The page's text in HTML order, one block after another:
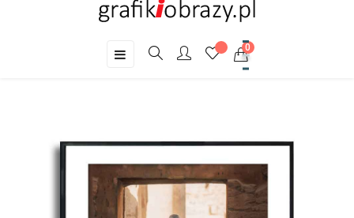
Toggle
☰ 0